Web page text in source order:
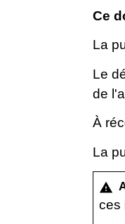
Ce
La
Le
de
À
La
warning
ces